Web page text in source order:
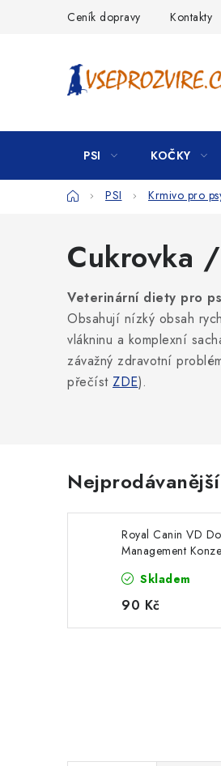
Ceník dopravy Kontakty
PSI KOČKY
DomůPSI Krmivo pro
Cukrovka
Veterinární diety pro
Obsahují nízký obsah
vlákninu a komplexní
závažný zdravotní
přečíst ZDE).
Nejprodávanější
Royal Canin VD
Management
Skladem
90 Kč